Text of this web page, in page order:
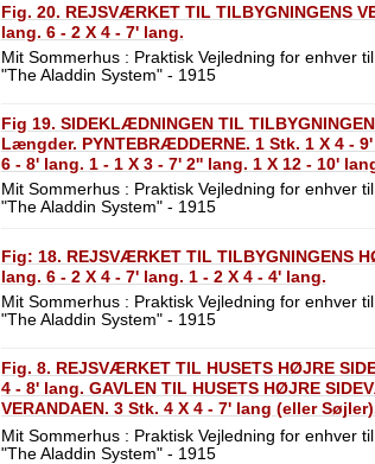
Fig. 20. REJSVÆRKET TIL TILBYGNINGENS
lang. 6 - 2 X 4 - 7' lang.
Mit Sommerhus : Praktisk Vejledning for enhver
"The Aladdin System" - 1915
Fig 19. SIDEKLÆDNINGEN TIL
Længder. PYNTEBRÆDDERNE. 1 Stk. 1 X 4 -
6 - 8' lang. 1 - 1 X 3 - 7' 2'' lang. 1 X 12 - 10'
Mit Sommerhus : Praktisk Vejledning for enhver
"The Aladdin System" - 1915
Fig: 18. REJSVÆRKET TIL TILBYGNINGENS
lang. 6 - 2 X 4 - 7' lang. 1 - 2 X 4 - 4' lang.
Mit Sommerhus : Praktisk Vejledning for enhver
"The Aladdin System" - 1915
Fig. 8. REJSVÆRKET TIL HUSETS HØJRE
4 - 8' lang. GAVLEN TIL HUSETS HØJRE
VERANDAEN. 3 Stk. 4 X 4 - 7' lang (eller
lang. 4 - 2 X 4 - 16' lang. 96 □' 1 X 3 - skaaren i
Mit Sommerhus : Praktisk Vejledning for enhver
"The Aladdin System" - 1915